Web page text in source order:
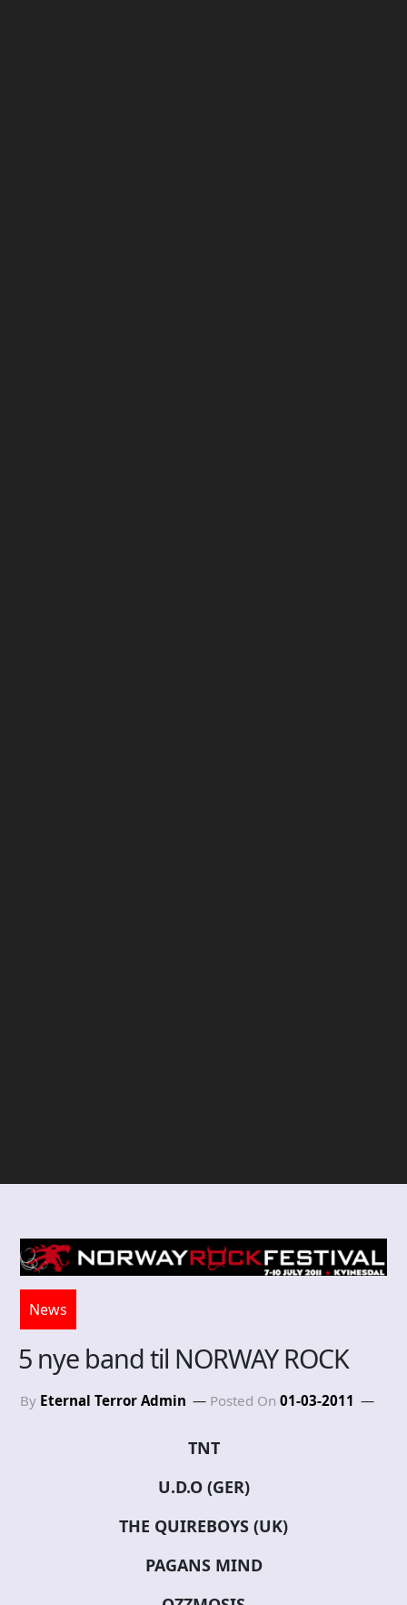
News
5 nye band til NORWAY ROCK
By Eternal Terror Admin Posted On 01-03-2011
TNT
U.D.O (GER)
THE QUIREBOYS (UK)
PAGANS MIND